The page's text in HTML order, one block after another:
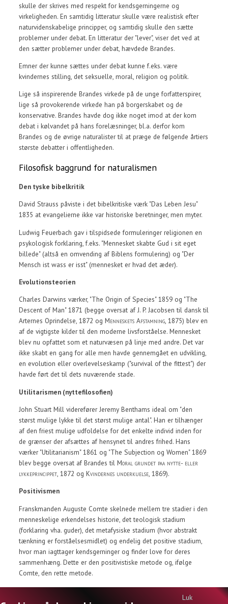
skulle der skrives med respekt for kendsgerningerne og
virkeligheden. En samtidig litteratur skulle være realistisk efter
naturvidenskabelige principper, og samtidig skulle den sætte
problemer under debat. En litteratur der "lever", viser det ved at
den sætter problemer under debat, hævdede Brandes.
Emner der kunne sættes under debat kunne f.eks. være
kvindernes stilling, det seksuelle, moral, religion og politik.
Lige så inspirerende Brandes virkede på de unge forfatterspirer,
lige så provokerende virkede han på borgerskabet og de
konservative. Brandes havde dog ikke noget imod at der kom
debat i kølvandet på hans forelæsninger, bl.a. derfor kom
Brandes og de øvrige naturalister til at præge de følgende årtiers
største debatter i offentligheden.
Filosofisk baggrund for naturalismen
Den tyske bibelkritik
David Strauss påviste i det bibelkritiske værk "Das Leben Jesu"
1835 at evangelierne ikke var historiske beretninger, men myter.
Ludwig Feuerbach gav i tilspidsede formuleringer religionen en
psykologisk forklaring, f.eks. "Mennesket skabte Gud i sit eget
billede" (altså en omvending af Biblens formulering) og "Der
Mensch ist wass er isst" (mennesket er hvad det æder).
Evolutionsteorien
Charles Darwins værker, "The Origin of Species" 1859 og "The
Descent of Man" 1871 (begge oversat af J. P. Jacobsen til dansk til
Arternes Oprindelse, 1872 ogMenneskets Afstamning, 1875) blev en
af de vigtigste kilder til den moderne livsforståelse. Mennesket
blev nu opfattet som et naturvæsen på linje med andre. Det var
ikke skabt en gang for alle men havde gennemgået en udvikling,
en evolution eller overlevelseskamp ("survival of the fittest") der
havde ført det til dets nuværende stade.
Utilitarismen (nyttefilosofien)
John Stuart Mill viderefører Jeremy Benthams ideal om "den
størst mulige lykke til det størst mulige antal". Han er tilhænger
af den friest mulige udfoldelse for det enkelte individ inden for
de grænser der afsættes af hensynet til andres frihed. Hans
værker "Utilitarianism" 1861 og "The Subjection og Women" 1869
blev begge oversat af Brandes tilMoral grundet paa nytte- eller
lykkeprincippet, 1872 ogKvindernes underkuelse, 1869).
Positivismen
Franskmanden Auguste Comte skelnede mellem tre stadier i den
menneskelige erkendelses historie, det teologisk stadium
(forklaring vha. guder), det metafysiske stadium (hvor abstrakt
tænkning er forståelsesmidlet) og endelig det positive stadium,
hvor man iagttager kendsgerninger og finder love for deres
sammenhæng. Dette er den positivistiske metode og, ifølge
Comte, den rette metode.
Til toppen
Luk